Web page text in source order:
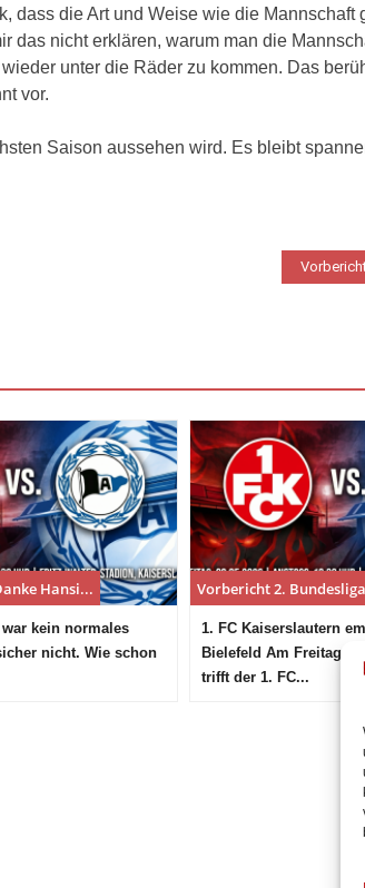
dass die Art und Weise wie die Mannschaft
nicht erklären, warum man die
unter die Räder zu kommen. Das
vor.
Saison aussehen wird. Es bleibt
Hansi...
kein normales
nicht. Wie schon
Vorbericht 2.
1. FC Kaiserslautern
Bielefeld Am
trifft der 1. FC...